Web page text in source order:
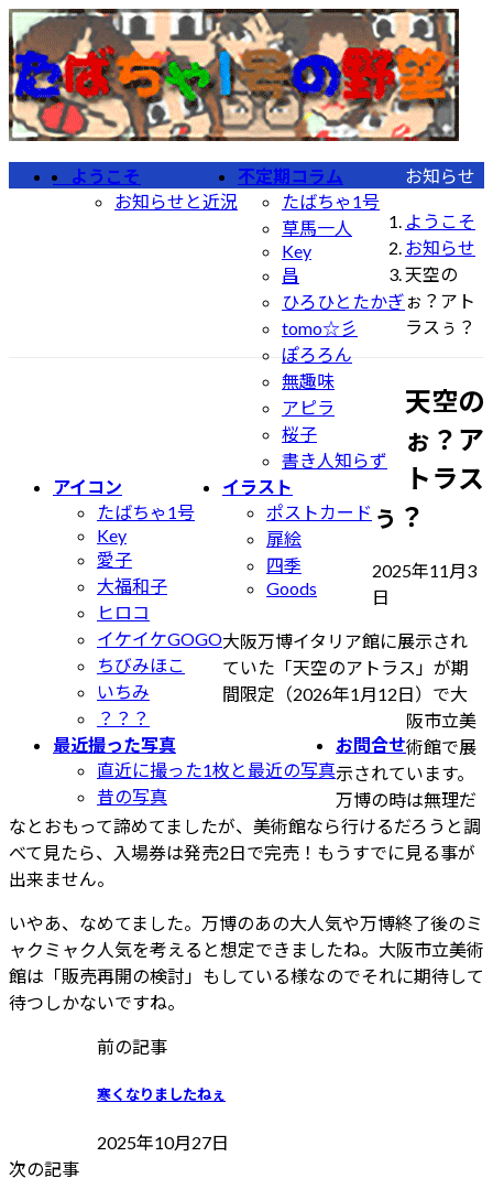
コ
ン
テ
ン
ツ
ナ
ビ
ゲ
ー
シ
ようこそ
お知らせと近況
不定期コラム
たばちゃ1号
草馬一人
Key
昌
ひろひとたかぎ
tomo☆彡
ぽろろん
無趣味
アピラ
桜子
書き人知らず
アイコン
たばちゃ1号
Key
愛子
大福和子
ヒロコ
イケイケGOGO
ちびみほこ
いちみ
？？？
イラスト
ポストカード
扉絵
四季
Goods
最近撮った写真
直近に撮った1枚と最近の写真
昔の写真
お問合せ
お知らせ
ようこそ
お知らせ
天空の
ぉ？アト
ラスぅ？
天空の
ぉ？ア
トラス
ぅ？
2025年11月3
日
更
新
日
:
大阪万博イタリア館に展示され
ていた「天空のアトラス」が期
間限定（2026年1月12日）で大
阪市立美
術館で展
示されています。
万博の時は無理だ
なとおもって諦めてましたが、美術館なら行けるだろうと調
べて見たら、入場券は発売2日で完売！もうすでに見る事が
出来ません。
いやあ、なめてました。万博のあの大人気や万博終了後のミ
ャクミャク人気を考えると想定できましたね。大阪市立美術
館は「販売再開の検討」もしている様なのでそれに期待して
待つしかないですね。
前の記事
寒くなりましたねぇ
2025年10月27日
次の記事